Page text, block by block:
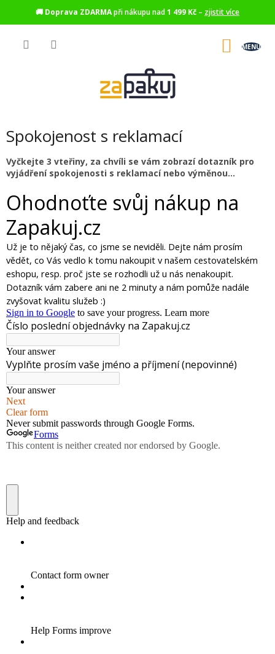
🚚 Doprava ZDARMApři nákupu nad1 499 Kč – zjistit více
Spokojenost s reklamací
Vyčkejte 3 vteřiny, za chvíli se vám zobrazí dotazník pro
vyjádření spokojenosti s reklamací nebo výměnou...